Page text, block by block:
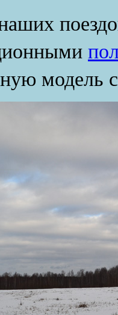
модель